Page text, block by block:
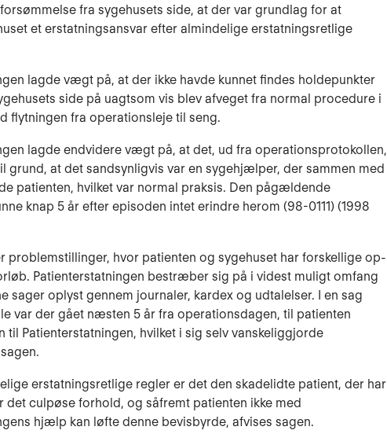
fra sygehusets side, at der var grundlag for at
et erstat­ningsansvar efter almindelige erstatningsretlige
lagde vægt på, at der ikke havde kunnet findes holdepunkter
side på uagtsom vis blev afveget fra normal procedure i
flytningen fra operationsleje til seng.
lagde endvidere vægt på, at det, ud fra operationsprotokollen,
grund, at det sandsynligvis var en sygehjælper, der sammen med
patienten, hvilket var normal praksis. Den pågældende
knap 5 år efter episoden intet erindre herom (98-0111) (1998
problemstillinger, hvor patienten og sygehuset har forskellige op­
Patienterstatningen bestræber sig på i videst muligt omfang
sager oplyst gennem journaler, kardex og udtalelser. I en sag
var der gået næ­sten 5 år fra operationsdagen, til patienten
til Patienterstatningen, hvilket i sig selv vanskeliggjorde
erstatningsretlige regler er det den skadelidte patient, der har
det culpøse forhold, og såfremt patienten ikke med
hjælp kan løfte denne bevisbyrde, afvises sagen.